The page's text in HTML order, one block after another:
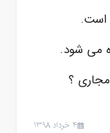
است.
می شود.
مجاری ؟
4 خرداد 1398